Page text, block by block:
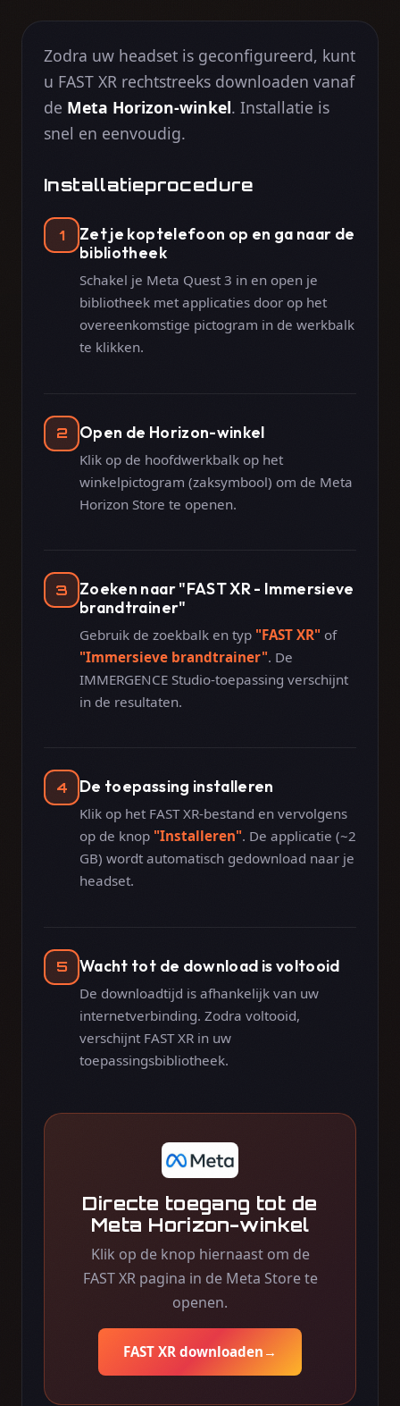
Zodra uw headset is geconfigureerd, kunt
u FAST XR rechtstreeks downloaden vanaf
de Meta Horizon-winkel. Installatie is
snel en eenvoudig.
Installatieprocedure
1
Zet je koptelefoon op en ga naar de
bibliotheek
Schakel je Meta Quest 3 in en open je
bibliotheek met applicaties door op het
overeenkomstige pictogram in de werkbalk
te klikken.
2 Open de Horizon-winkel
Klik op de hoofdwerkbalk op het
winkelpictogram (zaksymbool) om de Meta
Horizon Store te openen.
3
Zoeken naar "FAST XR - Immersieve
brandtrainer"
Gebruik de zoekbalk en typ "FAST XR" of
"Immersieve brandtrainer". De
IMMERGENCE Studio-toepassing verschijnt
in de resultaten.
4 De toepassing installeren
Klik op het FAST XR-bestand en vervolgens
op de knop "Installeren". De applicatie (~2
GB) wordt automatisch gedownload naar je
headset.
5 Wacht tot de download is voltooid
De downloadtijd is afhankelijk van uw
internetverbinding. Zodra voltooid,
verschijnt FAST XR in uw
toepassingsbibliotheek.
Directe toegang tot de
Meta Horizon-winkel
Klik op de knop hiernaast om de
FAST XR pagina in de Meta Store te
openen.
FAST XR downloaden →